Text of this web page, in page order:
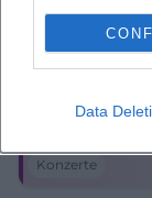
Data
Weidener Max-
Weiden wird zum
2026 bringen
Konzerte